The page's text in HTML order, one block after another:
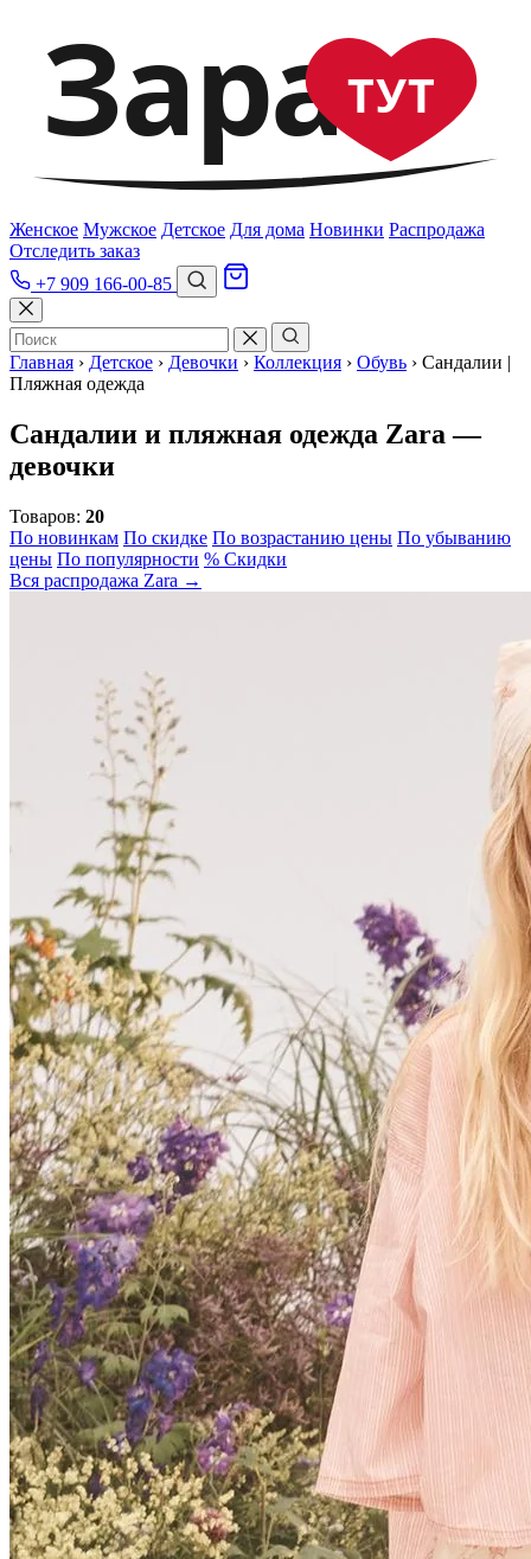
ЗараТУТ
Женское Мужское Детское Для дома Новинки Распродажа
Отследить заказ
+7 909 166-00-85
Главная › Детское › Девочки › Коллекция › Обувь › Сандалии |
Пляжная одежда
Сандалии и пляжная одежда Zara —
девочки
Товаров: 20
По новинкам По скидке По возрастанию цены По убыванию
цены По популярности % Скидки
Вся распродажа Zara →